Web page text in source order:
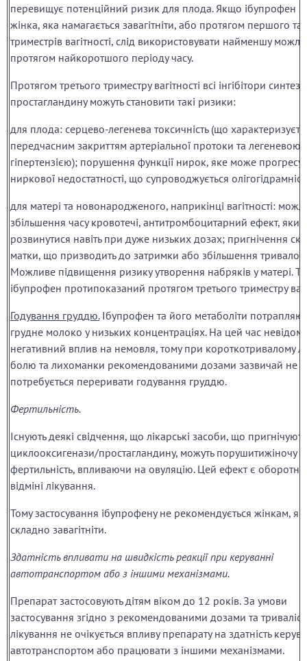
перевищує потенційний ризик для плода. Якщо ібупрофен
жінка, яка намагається завагітніти, або протягом першого та
триместрів вагітності, слід використовувати найменшу
протягом найкоротшого періоду часу.
Протягом третього триместру вагітності всі інгібітори синтезу
простагландину можуть становити такі ризики:
для плода: серцево-легенева токсичність (що
передчасним закриттям артеріальної протоки та легеневою
гіпертензією); порушення функції нирок, яке може
ниркової недостатності, що супроводжується
для матері та новонародженого, наприкінці вагітності:
збільшення часу кровотечі, антитромбоцитарний ефект,
розвинутися навіть при дуже низьких дозах; пригнічення
матки, що призводить до затримки або збільшення
Можливе підвищення ризику утворення набряків у матері.
ібупрофен протипоказаний протягом третього триместру
Годування груддю.Ібупрофен та його метаболіти
грудне молоко у низьких концентраціях. На цей час
негативний вплив на немовля, тому при короткотривалому
болю та лихоманки рекомендованими дозами зазвичай не
потребується переривати годування груддю.
Фертильність.
Існують деякі свідчення, що лікарські засоби, що
циклооксигенази/простагландину, можуть порушитижіночу
фертильність, впливаючи на овуляцію. Цей ефект є
відміні лікування.
Тому застосування ібупрофену не рекомендується жінкам,
складно завагітніти.
Здатність впливати на швидкість реакції при керуванні
автотранспортом або з іншими механізмами.
Препарат застосовують дітям віком до 12 років. За умови
застосування згідно з рекомендованими дозами та
лікування не очікується впливу препарату на здатність
автотранспортом або працювати з іншими механізмами.